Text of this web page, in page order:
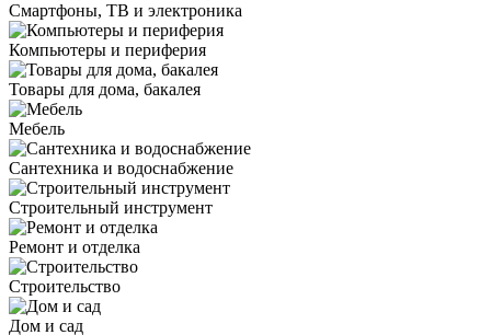
Смартфоны, ТВ и электроника
Компьютеры и периферия
Товары для дома, бакалея
Мебель
Сантехника и водоснабжение
Строительный инструмент
Ремонт и отделка
Строительство
Дом и сад